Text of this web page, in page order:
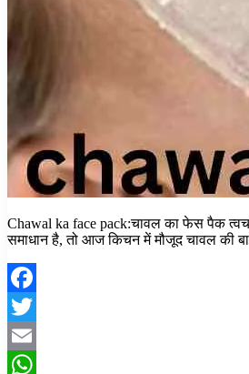
Chawal ka face pack:चावल का फेस पैक
समाधान है, तो आज किचन में मौजूद चावल की
Facebook
Twitter
Email